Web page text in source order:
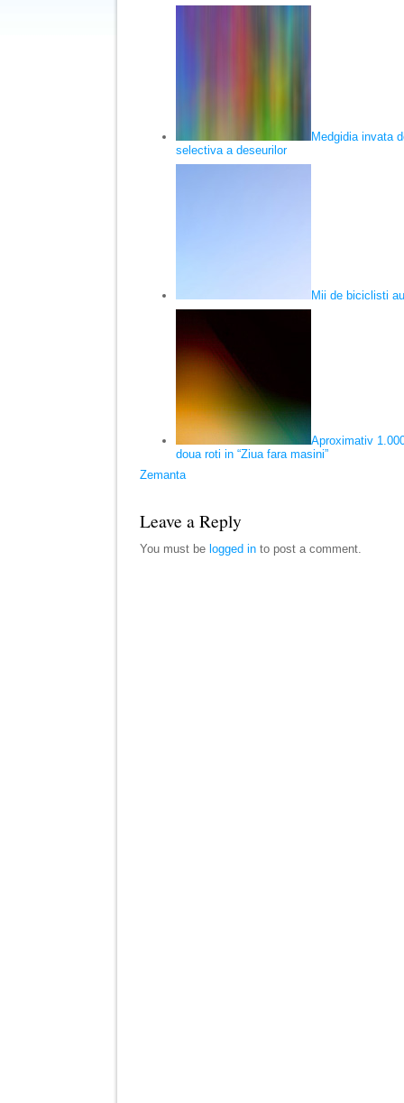
Medgidia invata
selectiva a deseurilor
Mii de biciclisti
Aproximativ
doua roti in “Ziua fara masini”
Zemanta
Leave a Reply
You must be logged in to post a comment.